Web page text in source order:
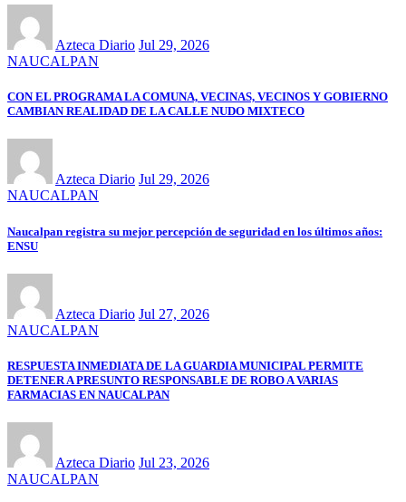
Azteca Diario Jul 29, 2026
NAUCALPAN
CON EL PROGRAMA LA COMUNA, VECINAS, VECINOS Y GOBIERNO
CAMBIAN REALIDAD DE LA CALLE NUDO MIXTECO
Azteca Diario Jul 29, 2026
NAUCALPAN
Naucalpan registra su mejor percepción de seguridad en los últimos años:
ENSU
Azteca Diario Jul 27, 2026
NAUCALPAN
RESPUESTA INMEDIATA DE LA GUARDIA MUNICIPAL PERMITE
DETENER A PRESUNTO RESPONSABLE DE ROBO A VARIAS
FARMACIAS EN NAUCALPAN
Azteca Diario Jul 23, 2026
NAUCALPAN